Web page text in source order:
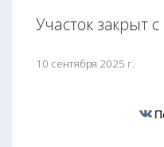
Участок закрыт
10 сентября 2025 г.